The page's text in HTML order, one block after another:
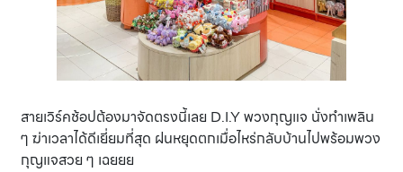
สายเวิร์คช้อปต้องมาจัดตรงนี้เลย D.I.Y พวงกุญแจ นั่งทำเพลิน
ๆ ฆ่าเวลาได้ดีเยี่ยมที่สุด ฝนหยุดตกเมื่อไหร่กลับบ้านไปพร้อมพวง
กุญแจสวย ๆ เฉยยย